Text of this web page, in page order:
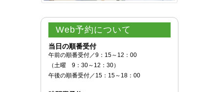
Web予約について
当日の順番受付
午前の順番受付／9：15～12：00
（土曜 9：30～12：30）
午後の順番受付／15：15～18：00